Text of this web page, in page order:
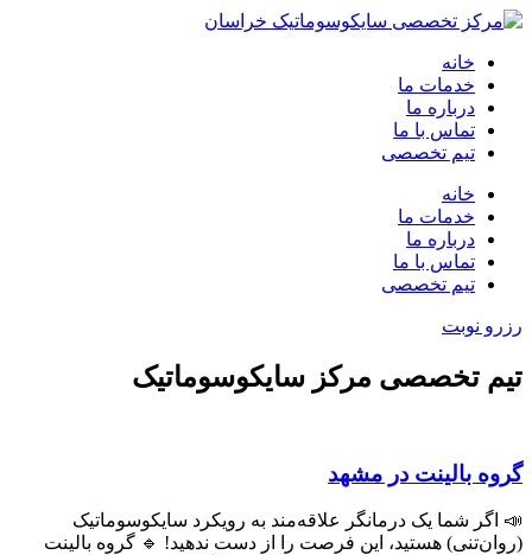
خانه
خدمات ما
درباره ما
تماس با ما
تیم تخصصی
خانه
خدمات ما
درباره ما
تماس با ما
تیم تخصصی
رزرو نوبت
تیم تخصصی مرکز سایکوسوماتیک
گروه بالینت در مشهد
📣 اگر شما یک درمانگر علاقه‌مند به رویکرد سایکوسوماتیک
(روان‌تنی) هستید، این فرصت را از دست ندهید! 🔹 گروه بالینت